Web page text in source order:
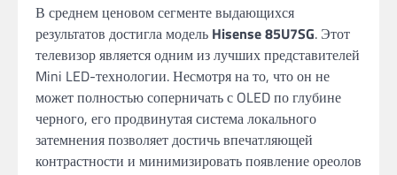
В среднем ценовом сегменте выдающихся
результатов достигла модель Hisense 85U7SG. Этот
телевизор является одним из лучших представителей
Mini LED-технологии. Несмотря на то, что он не
может полностью соперничать с OLED по глубине
черного, его продвинутая система локального
затемнения позволяет достичь впечатляющей
контрастности и минимизировать появление ореолов